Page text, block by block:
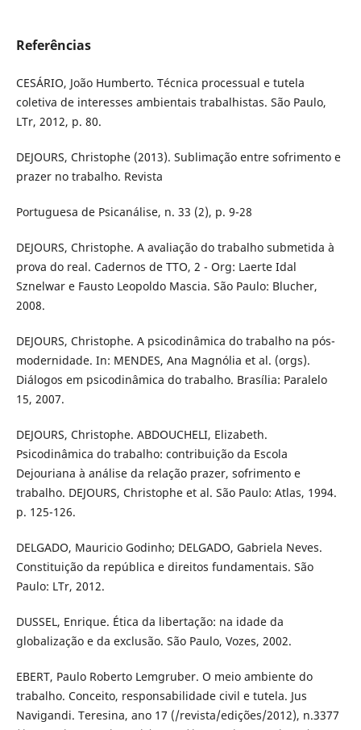
Referências
CESÁRIO, João Humberto. Técnica processual e tutela
coletiva de interesses ambientais trabalhistas. São Paulo,
LTr, 2012, p. 80.
DEJOURS, Christophe (2013). Sublimação entre sofrimento e
prazer no trabalho. Revista
Portuguesa de Psicanálise, n. 33 (2), p. 9-28
DEJOURS, Christophe. A avaliação do trabalho submetida à
prova do real. Cadernos de TTO, 2 - Org: Laerte Idal
Sznelwar e Fausto Leopoldo Mascia. São Paulo: Blucher,
2008.
DEJOURS, Christophe. A psicodinâmica do trabalho na pós-
modernidade. In: MENDES, Ana Magnólia et al. (orgs).
Diálogos em psicodinâmica do trabalho. Brasília: Paralelo
15, 2007.
DEJOURS, Christophe. ABDOUCHELI, Elizabeth.
Psicodinâmica do trabalho: contribuição da Escola
Dejouriana à análise da relação prazer, sofrimento e
trabalho. DEJOURS, Christophe et al. São Paulo: Atlas, 1994.
p. 125-126.
DELGADO, Mauricio Godinho; DELGADO, Gabriela Neves.
Constituição da república e direitos fundamentais. São
Paulo: LTr, 2012.
DUSSEL, Enrique. Ética da libertação: na idade da
globalização e da exclusão. São Paulo, Vozes, 2002.
EBERT, Paulo Roberto Lemgruber. O meio ambiente do
trabalho. Conceito, responsabilidade civil e tutela. Jus
Navigandi. Teresina, ano 17 (/revista/edições/2012), n.3377